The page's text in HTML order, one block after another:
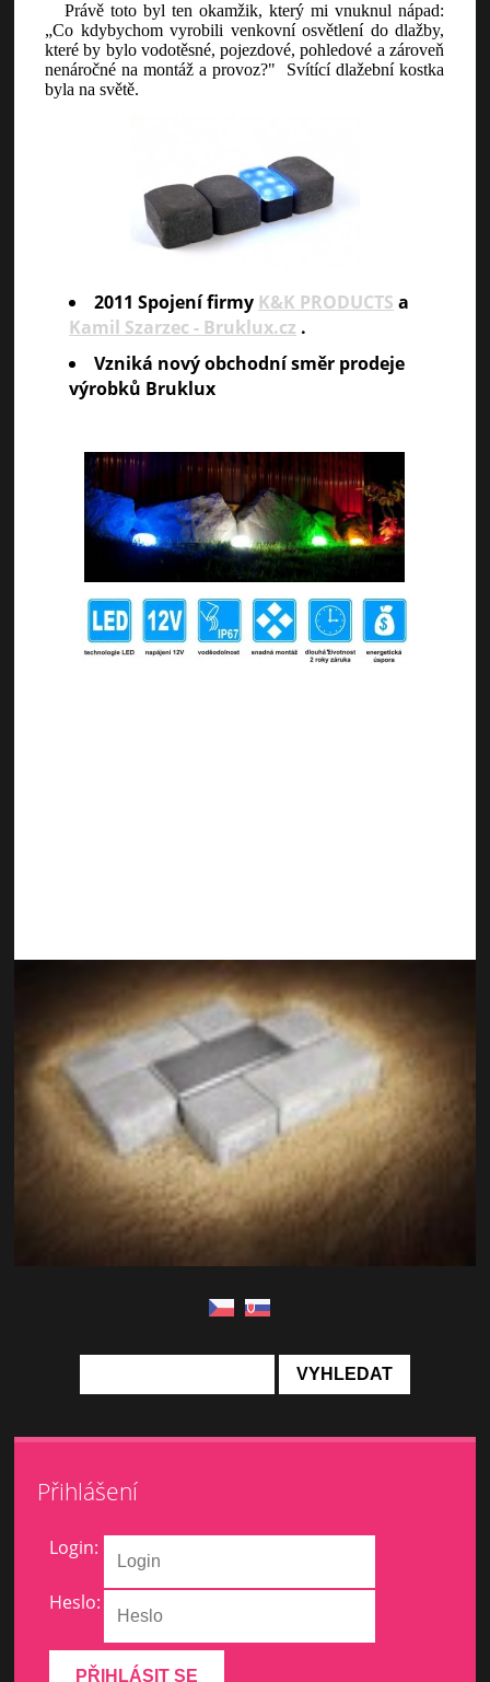
Právě toto byl ten okamžik, který mi vnuknul nápad:
„Co kdybychom vyrobili venkovní osvětlení do dlažby,
které by bylo vodotěsné, pojezdové, pohledové a zároveň
nenáročné na montáž a provoz?" Svítící dlažební kostka
byla na světě.
2011 Spojení firmy K&K PRODUCTS a
Kamil Szarzec - Bruklux.cz .
Vzniká nový obchodní směr prodeje
výrobků Bruklux
Přihlášení
Login:
Heslo: